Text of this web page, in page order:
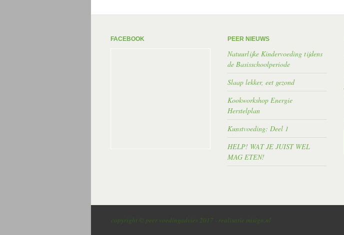
FACEBOOK PEER NIEUWS
Natuurlijke Kindervoeding tijdens
de Basisschoolperiode
Slaap lekker, eet gezond
Kookworkshop Energie
Herstelplan
Kunstvoeding: Deel 1
HELP! WAT JE JUIST WEL
MAG ETEN!
copyright © peer voedingadvies 2017 - realisatie misign.nl